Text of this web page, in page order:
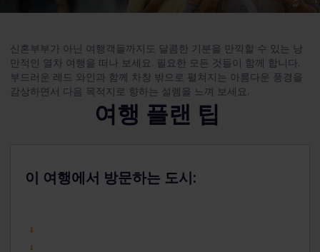
신혼부부가 아닌 여행객들까지도 달콤한 기분을 만끽할 수 있는 낭
만적인 열차 여행을 떠나 보세요. 필요한 모든 것들이 함께 합니다.
부드러운 레드 와인과 함께 차창 밖으로 펼쳐지는 아름다운 풍경을
감상하면서 다음 목적지로 향하는 설렘을 느껴 보세요.
여행 플랜 팁
이 여행에서 방문하는 도시: